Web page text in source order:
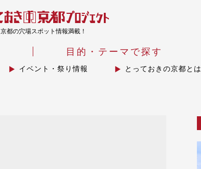
京都の穴場スポット情報満載！
目的・テーマで探す
イベント・祭り情報 とっておきの京都とは